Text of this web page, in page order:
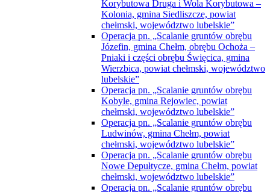
Korybutowa Druga i Wola Korybutowa –
Kolonia, gmina Siedliszcze, powiat
chełmski, województwo lubelskie”
Operacja pn. „Scalanie gruntów obrębu
Józefin, gmina Chełm, obrębu Ochoża –
Pniaki i części obrębu Święcica, gmina
Wierzbica, powiat chełmski, województwo
lubelskie”
Operacja pn. „Scalanie gruntów obrębu
Kobyle, gmina Rejowiec, powiat
chełmski, województwo lubelskie”
Operacja pn. „Scalanie gruntów obrębu
Ludwinów, gmina Chełm, powiat
chełmski, województwo lubelskie”
Operacja pn. „Scalanie gruntów obrębu
Nowe Depułtycze, gmina Chełm, powiat
chełmski, województwo lubelskie”
Operacja pn. „Scalanie gruntów obrębu